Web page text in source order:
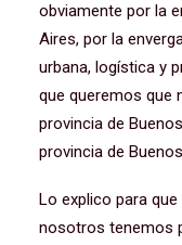
obviamente por la
Aires, por la
urbana, logística y
que queremos que
provincia de
provincia de
Lo explico para
nosotros tenemos